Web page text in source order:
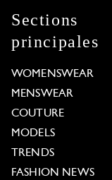
Sections
principales
WOMENSWEAR
MENSWEAR
COUTURE
MODELS
TRENDS
FASHION NEWS